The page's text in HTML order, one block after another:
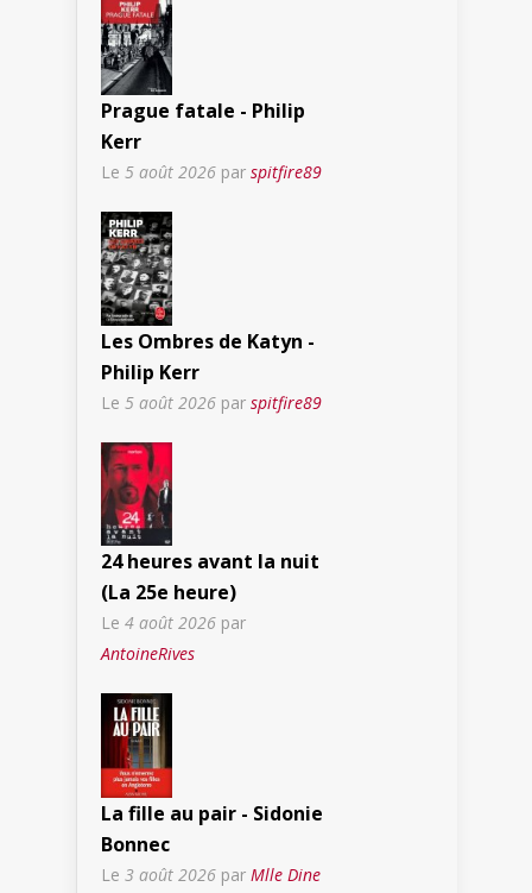
Prague fatale - Philip
Kerr
Le 5 août 2026 par spitfire89
Les Ombres de Katyn -
Philip Kerr
Le 5 août 2026 par spitfire89
24 heures avant la nuit
(La 25e heure)
Le 4 août 2026 par
AntoineRives
La fille au pair - Sidonie
Bonnec
Le 3 août 2026 par Mlle Dine